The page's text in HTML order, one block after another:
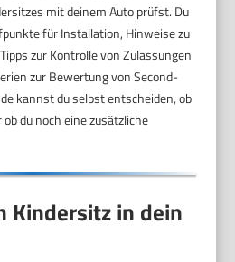
mit deinem Auto prüfst. Du
für Installation, Hinweise zu
zur Kontrolle von Zulassungen
zur Bewertung von Second-
kannst du selbst entscheiden, ob
du noch eine zusätzliche
Kindersitz in dein